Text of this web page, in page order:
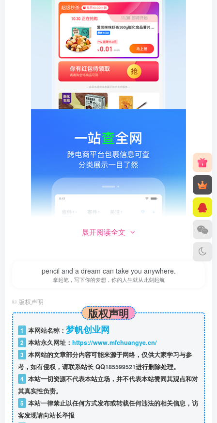
展开阅读全文
pencil and a dream can take you anywhere.
拿起笔，写下你的梦想，你的人生就从此刻起航
© 版权声明
版权声明
1 本网站名称： 梦帆创业网
2 本站永久网址： https://www.mfchuangye.cn/
3 本网站的文章部分内容可能来源于网络，仅供大家学习与参
考，如有侵权，请联系站长 QQ185599521进行删除处理。
4 本站一切资源不代表本站立场，并不代表本站赞同其观点和对
其真实性负责。
5 本站一律禁止以任何方式发布或转载任何违法的相关信息，访
客发现请向站长举报